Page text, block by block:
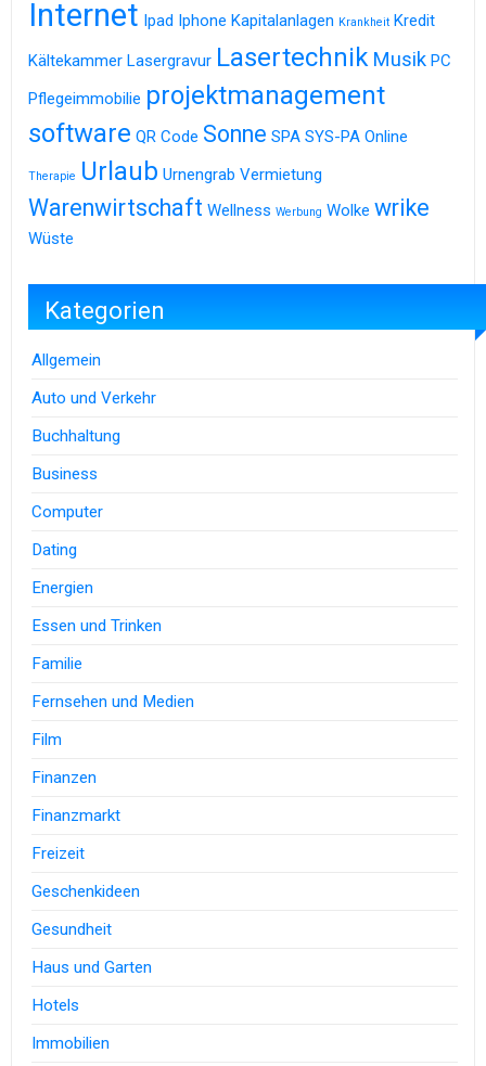
Internet Ipad Iphone Kapitalanlagen Krankheit Kredit
Kältekammer Lasergravur Lasertechnik Musik PC
Pflegeimmobilie projektmanagement
software QR Code Sonne SPA SYS-PA Online
Therapie Urlaub Urnengrab Vermietung
Warenwirtschaft Wellness Werbung Wolke wrike
Wüste
Kategorien
Allgemein
Auto und Verkehr
Buchhaltung
Business
Computer
Dating
Energien
Essen und Trinken
Familie
Fernsehen und Medien
Film
Finanzen
Finanzmarkt
Freizeit
Geschenkideen
Gesundheit
Haus und Garten
Hotels
Immobilien